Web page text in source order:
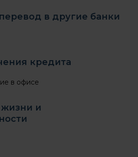
край
в другие банки
кредита
в офисе
жизни и